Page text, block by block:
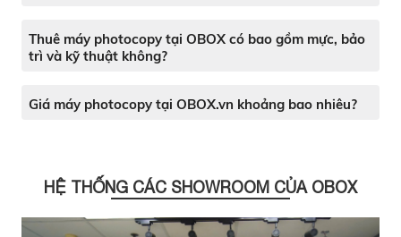
Thuê máy photocopy tại OBOX có bao gồm mực, bảo
trì và kỹ thuật không?
Giá máy photocopy tại OBOX.vn khoảng bao nhiêu?
HỆ THỐNG CÁC SHOWROOM CỦA OBOX